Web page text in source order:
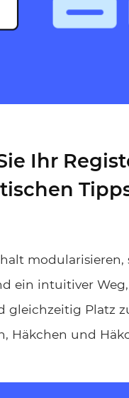
Ihr
modularisieren,
ein intuitiver
Platz
Häkchen und